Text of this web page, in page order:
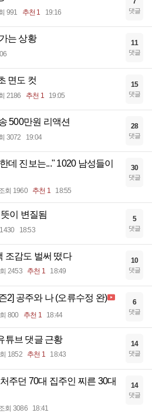
991 추천 1 19:16 댓글
는 상황 11
댓글
면도 컷
2186 추천 1 19:05
15
댓글
500만원 리액션
3072 19:04
28
댓글
데 진보는..." 1020 남성들이
회 1960 추천 1 18:55
30
댓글
이 변질됨
18:53
5
댓글
조감도 벌써 떴다
2453 추천 1 18:49
10
댓글
2] 공주와 나 (오류수정 완)
800 추천 1 18:44
6
댓글
튜브 댓글 근황
1852 추천 1 18:43
14
댓글
주던 70대 집주인 찌른 30대
회 3086 18:41
14
댓글